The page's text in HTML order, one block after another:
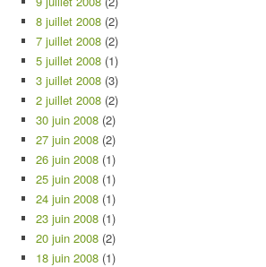
8 juillet 2008 (2)
7 juillet 2008 (2)
5 juillet 2008 (1)
3 juillet 2008 (3)
2 juillet 2008 (2)
30 juin 2008 (2)
27 juin 2008 (2)
26 juin 2008 (1)
25 juin 2008 (1)
24 juin 2008 (1)
23 juin 2008 (1)
20 juin 2008 (2)
18 juin 2008 (1)